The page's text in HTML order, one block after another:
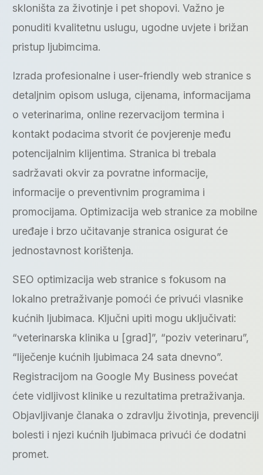
skloništa za životinje i pet shopovi. Važno je
ponuditi kvalitetnu uslugu, ugodne uvjete i brižan
pristup ljubimcima.
Izrada profesionalne i user-friendly web stranice s
detaljnim opisom usluga, cijenama, informacijama
o veterinarima, online rezervacijom termina i
kontakt podacima stvorit će povjerenje među
potencijalnim klijentima. Stranica bi trebala
sadržavati okvir za povratne informacije,
informacije o preventivnim programima i
promocijama. Optimizacija web stranice za mobilne
uređaje i brzo učitavanje stranica osigurat će
jednostavnost korištenja.
SEO optimizacija web stranice s fokusom na
lokalno pretraživanje pomoći će privući vlasnike
kućnih ljubimaca. Ključni upiti mogu uključivati:
“veterinarska klinika u [grad]”, “poziv veterinaru”,
“liječenje kućnih ljubimaca 24 sata dnevno”.
Registracijom na Google My Business povećat
ćete vidljivost klinike u rezultatima pretraživanja.
Objavljivanje članaka o zdravlju životinja, prevenciji
bolesti i njezi kućnih ljubimaca privući će dodatni
promet.